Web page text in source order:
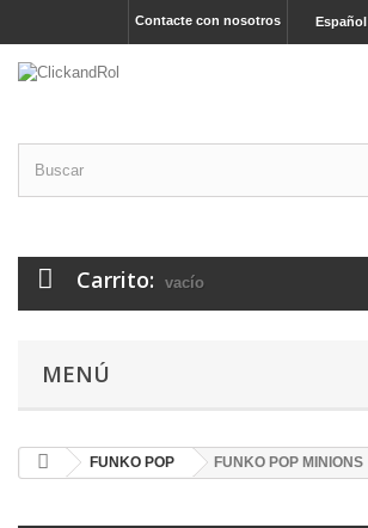
Español
Contacte con nosotros
Carrito: vacío
MENÚ
FUNKO POP FUNKO POP MINIONS